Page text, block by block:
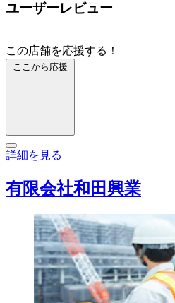
ユーザーレビュー
この店舗を応援する！
ここから応援
詳細を見る
有限会社和田興業